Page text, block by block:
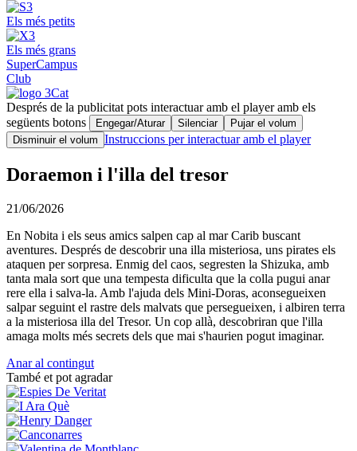
Els més petits
Els més grans
SuperCampus
Club
Després de la publicitat pots interactuar amb el player amb els
següents botons
Engegar/Aturar Silenciar
Pujar el volum
Disminuir el volum Instruccions per interactuar amb el player
Doraemon i l'illa del tresor
21/06/2026
En Nobita i els seus amics salpen cap al mar Carib buscant
aventures. Després de descobrir una illa misteriosa, uns pirates els
ataquen per sorpresa. Enmig del caos, segresten la Shizuka, amb
tanta mala sort que una tempesta dificulta que la colla pugui anar
rere ella i salva-la. Amb l'ajuda dels Mini-Doras, aconsegueixen
salpar seguint el rastre dels malvats que persegueixen, i albiren terra
a la misteriosa illa del Tresor. Un cop allà, descobriran que l'illa
amaga molts més secrets dels que mai s'haurien pogut imaginar.
Anar al contingut
També et pot agradar